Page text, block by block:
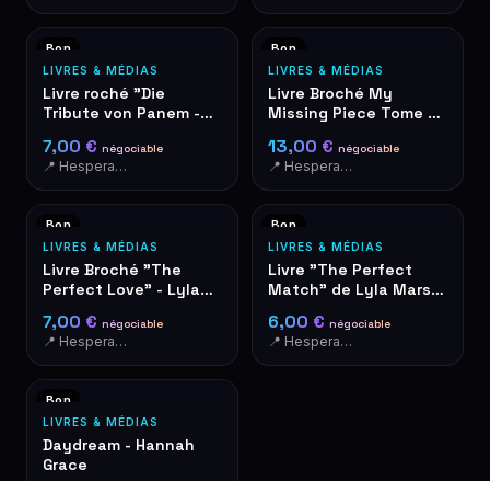
Bon
LIVRES & MÉDIAS
Livre roché "Die
Tribute von Panem -
allemand
7,00 € négociable
📍 Hesperange
Bon
LIVRES & MÉDIAS
Livre Broché My
Missing Piece Tome 1
13,00 € négociable
📍 Hesperange
Bon
LIVRES & MÉDIAS
Livre Broché "The
Perfect Love" - Lyla
Soulmate #2
7,00 € négociable
📍 Hesperange
Bon
LIVRES & MÉDIAS
Livre "The Perfect
Match" de Lyla Mars -
6,00 € négociable
📍 Hesperange
Bon
LIVRES & MÉDIAS
Daydream - Hannah
Grace